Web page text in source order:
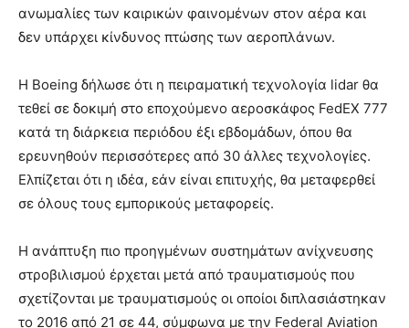
ανωμαλίες των καιρικών φαινομένων στον αέρα και
δεν υπάρχει κίνδυνος πτώσης των αεροπλάνων.
Η Boeing δήλωσε ότι η πειραματική τεχνολογία lidar θα
τεθεί σε δοκιμή στο εποχούμενο αεροσκάφος FedEX 777
κατά τη διάρκεια περιόδου έξι εβδομάδων, όπου θα
ερευνηθούν περισσότερες από 30 άλλες τεχνολογίες.
Ελπίζεται ότι η ιδέα, εάν είναι επιτυχής, θα μεταφερθεί
σε όλους τους εμπορικούς μεταφορείς.
Η ανάπτυξη πιο προηγμένων συστημάτων ανίχνευσης
στροβιλισμού έρχεται μετά από τραυματισμούς που
σχετίζονται με τραυματισμούς οι οποίοι διπλασιάστηκαν
το 2016 από 21 σε 44, σύμφωνα με την Federal Aviation